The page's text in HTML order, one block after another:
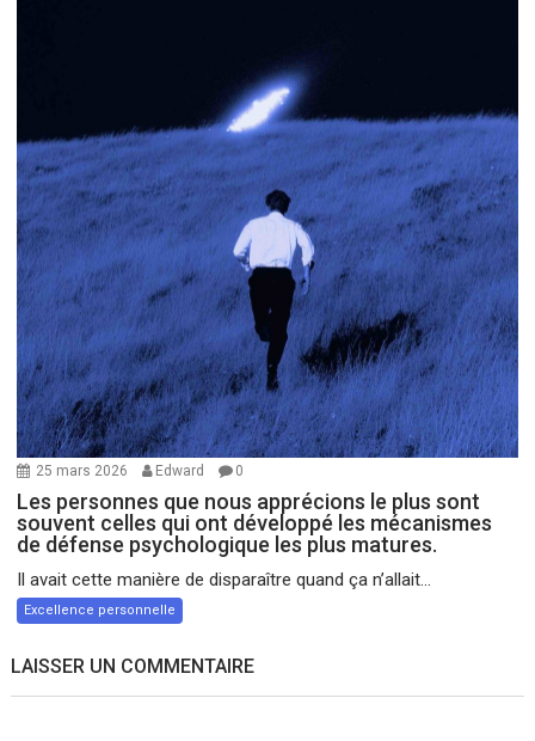
25 mars 2026 Edward 0
Les personnes que nous apprécions le plus sont
souvent celles qui ont développé les mécanismes
de défense psychologique les plus matures.
Il avait cette manière de disparaître quand ça n’allait...
Excellence personnelle
LAISSER UN COMMENTAIRE